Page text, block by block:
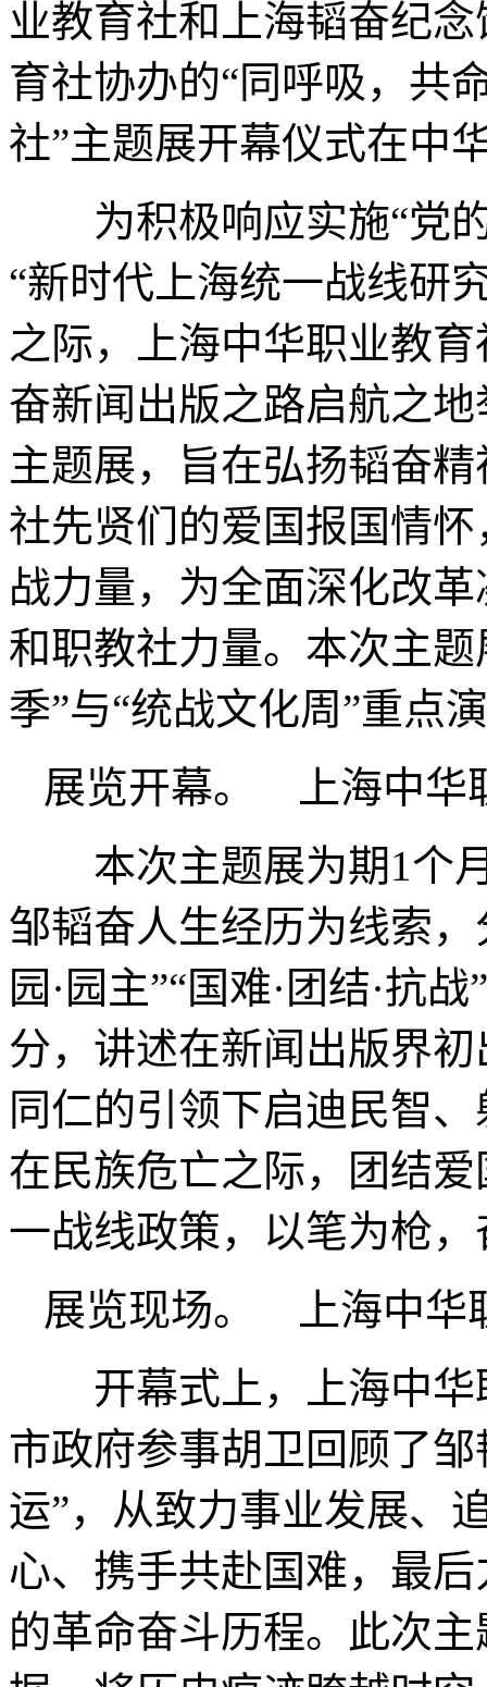
业教育社和上海韬奋纪
育社协办的“同呼吸，
社”主题展开幕仪式在中
为积极响应实施“党的
“新时代上海统一战线研
之际，上海中华职业教
奋新闻出版之路启航之
主题展，旨在弘扬韬奋
社先贤们的爱国报国情
战力量，为全面深化改
和职教社力量。本次主
季”与“统战文化周”重点
展览开幕。 上海中华
本次主题展为期1个月
邹韬奋人生经历为线索，
园·园主”“国难·团结·抗
分，讲述在新闻出版界
同仁的引领下启迪民智
在民族危亡之际，团结
一战线政策，以笔为枪
展览现场。 上海中华
开幕式上，上海中华
市政府参事胡卫回顾了
运”，从致力事业发展、
心、携手共赴国难，最
的革命奋斗历程。此次